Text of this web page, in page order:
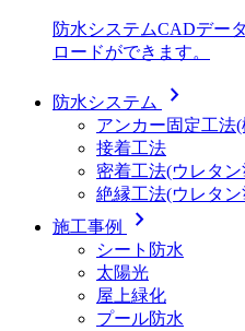
防水システムCADデー
ロードができます。
防水システム chevron_right
アンカー固定工法
接着工法
密着工法(ウレタ
絶縁工法(ウレタ
施工事例
chevron_right
シート防水
太陽光
屋上緑化
プール防水